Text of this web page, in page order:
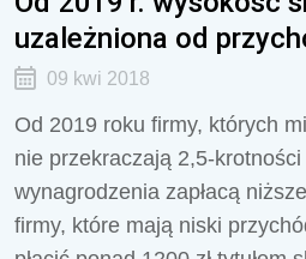
uzależniona od
09 kwi 2018
Od 2019 roku firmy, których
nie przekraczają 2,5-
wynagrodzenia zapłacą
firmy, które mają niski